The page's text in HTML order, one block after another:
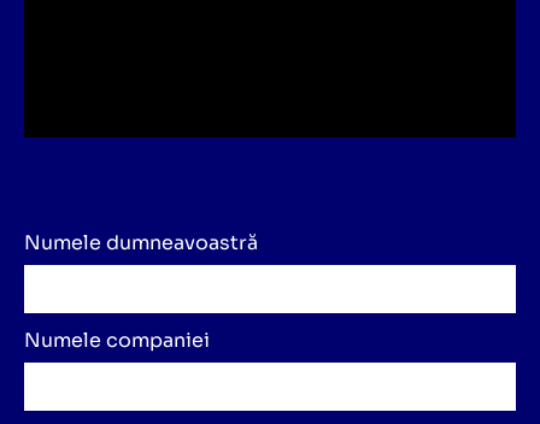
Numele dumneavoastră
Numele companiei